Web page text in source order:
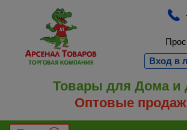
Вход в
Товары для Дома и
Оптовые